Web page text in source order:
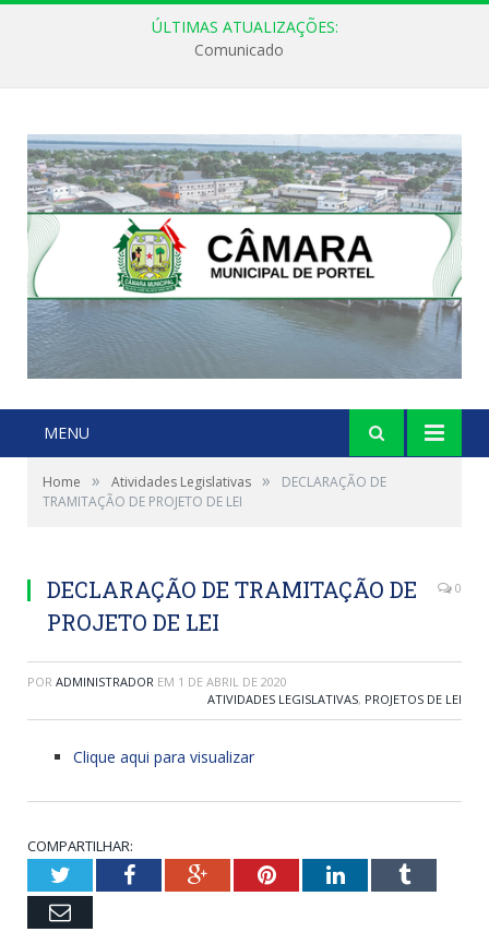
ÚLTIMAS ATUALIZAÇÕES:
Comunicado
MENU
Home » Atividades Legislativas »
DECLARAÇÃO DE
TRAMITAÇÃO DE PROJETO DE LEI
DECLARAÇÃO DE TRAMITAÇÃO DE
PROJETO DE LEI
0
POR ADMINISTRADOR EM 1 DE ABRIL DE 2020
ATIVIDADES LEGISLATIVAS, PROJETOS DE LEI
Clique aqui para visualizar
COMPARTILHAR:
TwitterFacebookGoogle+PinterestLinkedInTumblr
Email